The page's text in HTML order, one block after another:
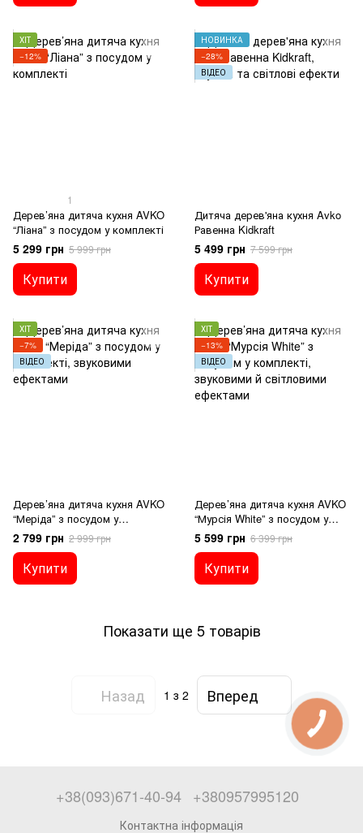
ХІТ
−12%
1
Дерев’яна дитяча кухня AVKO
“Ліана” з посудом у комплекті
5 299 грн 5 999 грн
Купити
НОВИНКА
−28%
ВІДЕО
Дитяча дерев'яна кухня Avko
Равенна Kidkraft
5 499 грн 7 599 грн
Купити
ХІТ
−7%
ВІДЕО
Дерев’яна дитяча кухня AVKO
“Меріда” з посудом у
комплекті, звуковими
ефектами
2 799 грн 2 999 грн
Купити
ХІТ
−13%
ВІДЕО
Дерев’яна дитяча кухня AVKO
“Мурсія White” з посудом у
комплекті, звуковими й
світловими ефектами
5 599 грн 6 399 грн
Купити
Показати ще 5 товарів
Назад 1 з 2 Вперед
+38(093)671-40-94 +380957995120
Контактна інформація